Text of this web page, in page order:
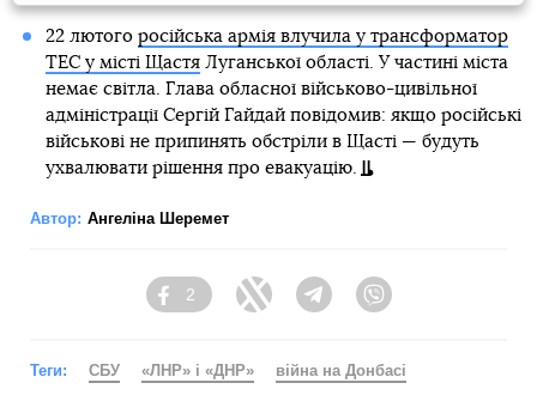
22 лютого російська армія влучила у трансформатор
ТЕС у місті ЩастяЛуганської області. У частині міста
немає світла. Глава обласної військово-цивільної
адміністрації Сергій Гайдай повідомив: якщо російські
військові не припинять обстріли в Щасті — будуть
ухвалювати рішення про евакуацію.
Автор: Ангеліна Шеремет
Facebook
2
Twitter TelegramViber
Теги: СБУ «ЛНР» і «ДНР» війна на Донбасі